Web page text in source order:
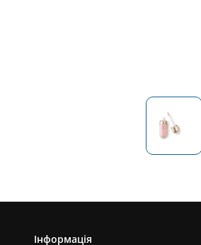
Інформація